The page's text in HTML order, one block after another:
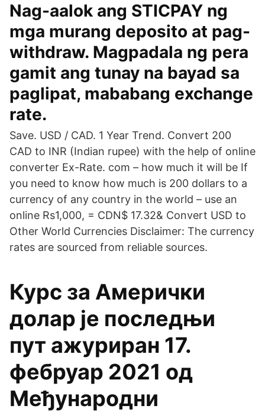
Nag-aalok ang STICPAY ng
mga murang deposito at pag-
withdraw. Magpadala ng pera
gamit ang tunay na bayad sa
paglipat, mababang exchange
rate.
Save. USD / CAD. 1 Year Trend. Convert 200
CAD to INR (Indian rupee) with the help of online
converter Ex-Rate. com – how much it will be If
you need to know how much is 200 dollars to a
currency of any country in the world – use an
online Rs1,000, = CDN$ 17.32& Convert USD to
Other World Currencies Disclaimer: The currency
rates are sourced from reliable sources.
Курс за Амерички
долар је последњи
пут ажуриран 17.
фебруар 2021 од
Међународни